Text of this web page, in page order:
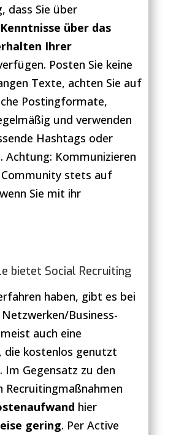
dass Sie über
Kenntnisse über das
Ihrer
Posten Sie keine
Texte, achten Sie auf
Postingformate,
und verwenden
Hashtags oder
Achtung: Kommunizieren
stets auf
Sie mit ihr
bietet Social Recruiting
haben, gibt es bei
Netzwerken/Business-
auch eine
die kostenlos genutzt
Im Gegensatz zu den
Recruitingmaßnahmen
hier
gering. Per Active